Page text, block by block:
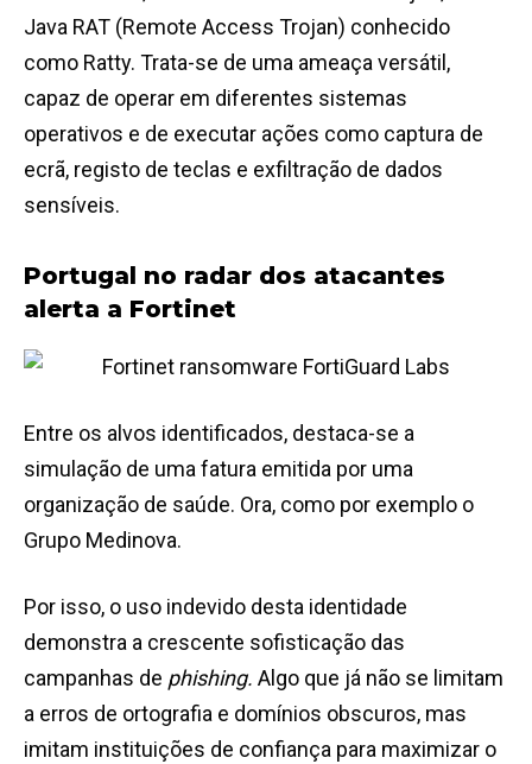
Java RAT (Remote Access Trojan) conhecido
como Ratty. Trata-se de uma ameaça versátil,
capaz de operar em diferentes sistemas
operativos e de executar ações como captura de
ecrã, registo de teclas e exfiltração de dados
sensíveis.
Portugal no radar dos atacantes
alerta a Fortinet
Entre os alvos identificados, destaca-se a
simulação de uma fatura emitida por uma
organização de saúde. Ora, como por exemplo o
Grupo Medinova.
Por isso, o uso indevido desta identidade
demonstra a crescente sofisticação das
campanhas de phishing. Algo que já não se limitam
a erros de ortografia e domínios obscuros, mas
imitam instituições de confiança para maximizar o